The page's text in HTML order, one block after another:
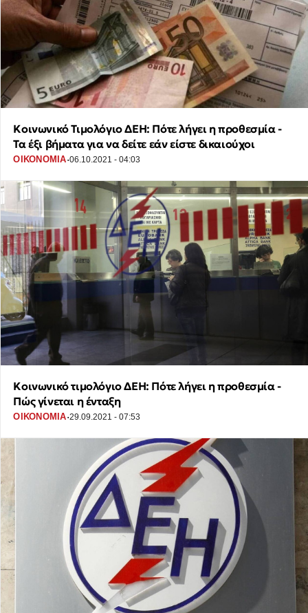
Κοινωνικό Τιμολόγιο ΔΕΗ: Πότε λήγει η προθεσμία -
Τα έξι βήματα για να δείτε εάν είστε δικαιούχοι
ΟΙΚΟΝΟΜΙΑ·06.10.2021 - 04:03
Κοινωνικό τιμολόγιο ΔΕΗ: Πότε λήγει η προθεσμία -
Πώς γίνεται η ένταξη
ΟΙΚΟΝΟΜΙΑ·29.09.2021 - 07:53